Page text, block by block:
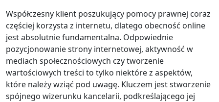
Współczesny klient poszukujący pomocy prawnej coraz
częściej korzysta z internetu, dlatego obecność online
jest absolutnie fundamentalna. Odpowiednie
pozycjonowanie strony internetowej, aktywność w
mediach społecznościowych czy tworzenie
wartościowych treści to tylko niektóre z aspektów,
które należy wziąć pod uwagę. Kluczem jest stworzenie
spójnego wizerunku kancelarii, podkreślającego jej